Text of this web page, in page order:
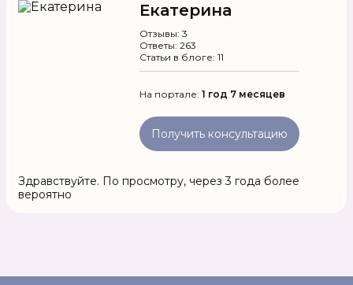
Екатерина
Отзывы: 3
Ответы: 263
Статьи в блоге: 11
На портале: 1 год 7 месяцев
Получить консультацию
Здравствуйте. По просмотру, через 3 года более
вероятно